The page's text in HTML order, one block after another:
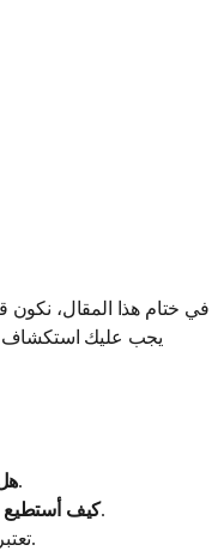
في ختام هذا المقال، نكون
يجب عليك استكشاف
يمكنك البدء بالتطبيقات المجانية وتجربتها أولاً.
كيف أستطيعتحقق من المراجعات والتقييمات وابحث عن ميزات الأمان.
التطبيقات A، B، C، D، وE تعتبر من بين الأفضل.